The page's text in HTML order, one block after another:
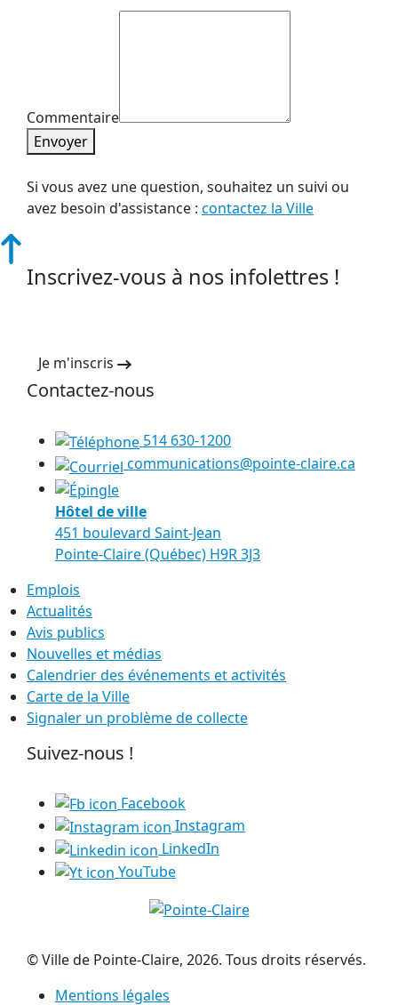
Commentaire
Envoyer
Si vous avez une question, souhaitez un suivi ou
avez besoin d'assistance : contactez la Ville
Inscrivez-vous à nos infolettres !
Je m'inscris
Emplois
Actualités
Avis publics
Nouvelles et médias
Calendrier des événements et activités
Carte de la Ville
Signaler un problème de collecte
Contactez-nous
514 630-1200
communications@pointe-claire.ca
Hôtel de ville
451 boulevard Saint-Jean
Pointe-Claire (Québec) H9R 3J3
Suivez-nous !
Facebook
Instagram
LinkedIn
YouTube
© Ville de Pointe-Claire, 2026. Tous droits réservés.
Mentions légales